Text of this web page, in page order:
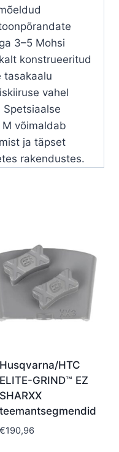
3–5 Mohsi
konstrueeritud
tasakaalu
vahel
võimaldab
ja täpset
rakendustes.
Husqvarna/HTC
ELITE-GRIND™ EZ
SHARXX
teemantsegmendid
€190,96